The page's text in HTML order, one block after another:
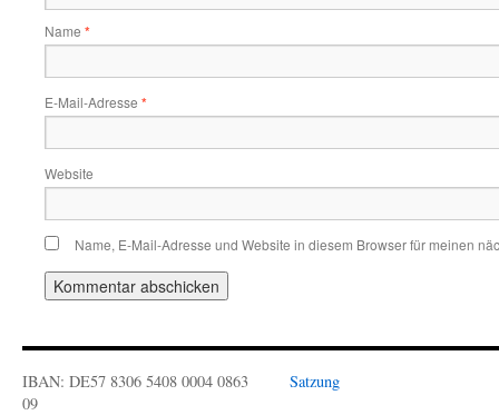
Name *
E-Mail-Adresse *
Website
Name, E-Mail-Adresse und Website in diesem Browser für meinen
IBAN: DE57 8306 5408 0004 0863
09
Satzung